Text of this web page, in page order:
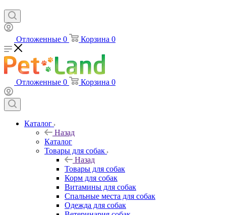
Отложенные 0 Корзина 0
Отложенные 0 Корзина 0
Каталог
Назад
Каталог
Товары для собак
Назад
Товары для собак
Корм для собак
Витамины для собак
Спальные места для собак
Одежда для собак